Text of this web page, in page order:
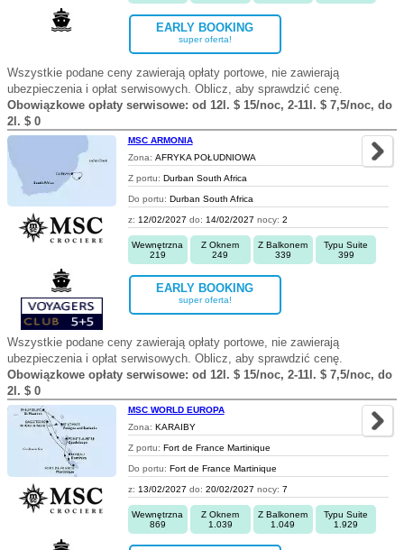
EARLY BOOKING
super oferta!
Wszystkie podane ceny zawierają opłaty portowe, nie zawierają
ubezpieczenia i opłat serwisowych. Oblicz, aby sprawdzić cenę.
Obowiązkowe opłaty serwisowe: od 12l. $ 15/noc, 2-11l. $ 7,5/noc, do
2l. $ 0
MSC ARMONIA
Zona: AFRYKA POŁUDNIOWA
Z portu: Durban South Africa
Do portu: Durban South Africa
z: 12/02/2027 do: 14/02/2027 nocy: 2
Wewnętrzna
219
Z Oknem
249
Z Balkonem
339
Typu Suite
399
EARLY BOOKING
super oferta!
Wszystkie podane ceny zawierają opłaty portowe, nie zawierają
ubezpieczenia i opłat serwisowych. Oblicz, aby sprawdzić cenę.
Obowiązkowe opłaty serwisowe: od 12l. $ 15/noc, 2-11l. $ 7,5/noc, do
2l. $ 0
MSC WORLD EUROPA
Zona: KARAIBY
Z portu: Fort de France Martinique
Do portu: Fort de France Martinique
z: 13/02/2027 do: 20/02/2027 nocy: 7
Wewnętrzna
869
Z Oknem
1.039
Z Balkonem
1.049
Typu Suite
1.929